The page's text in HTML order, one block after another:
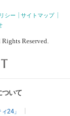
シー
サイトマップ
Reserved.
ついて
24」